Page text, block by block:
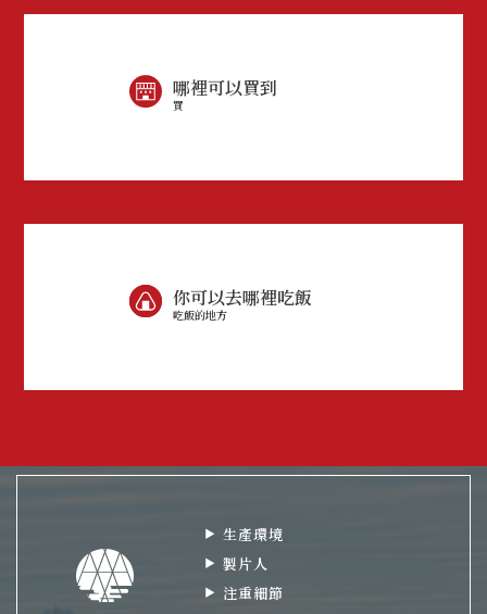
哪裡可以買到
買
你可以去哪裡吃飯
吃飯的地方
生產環境
製片人
注重細節